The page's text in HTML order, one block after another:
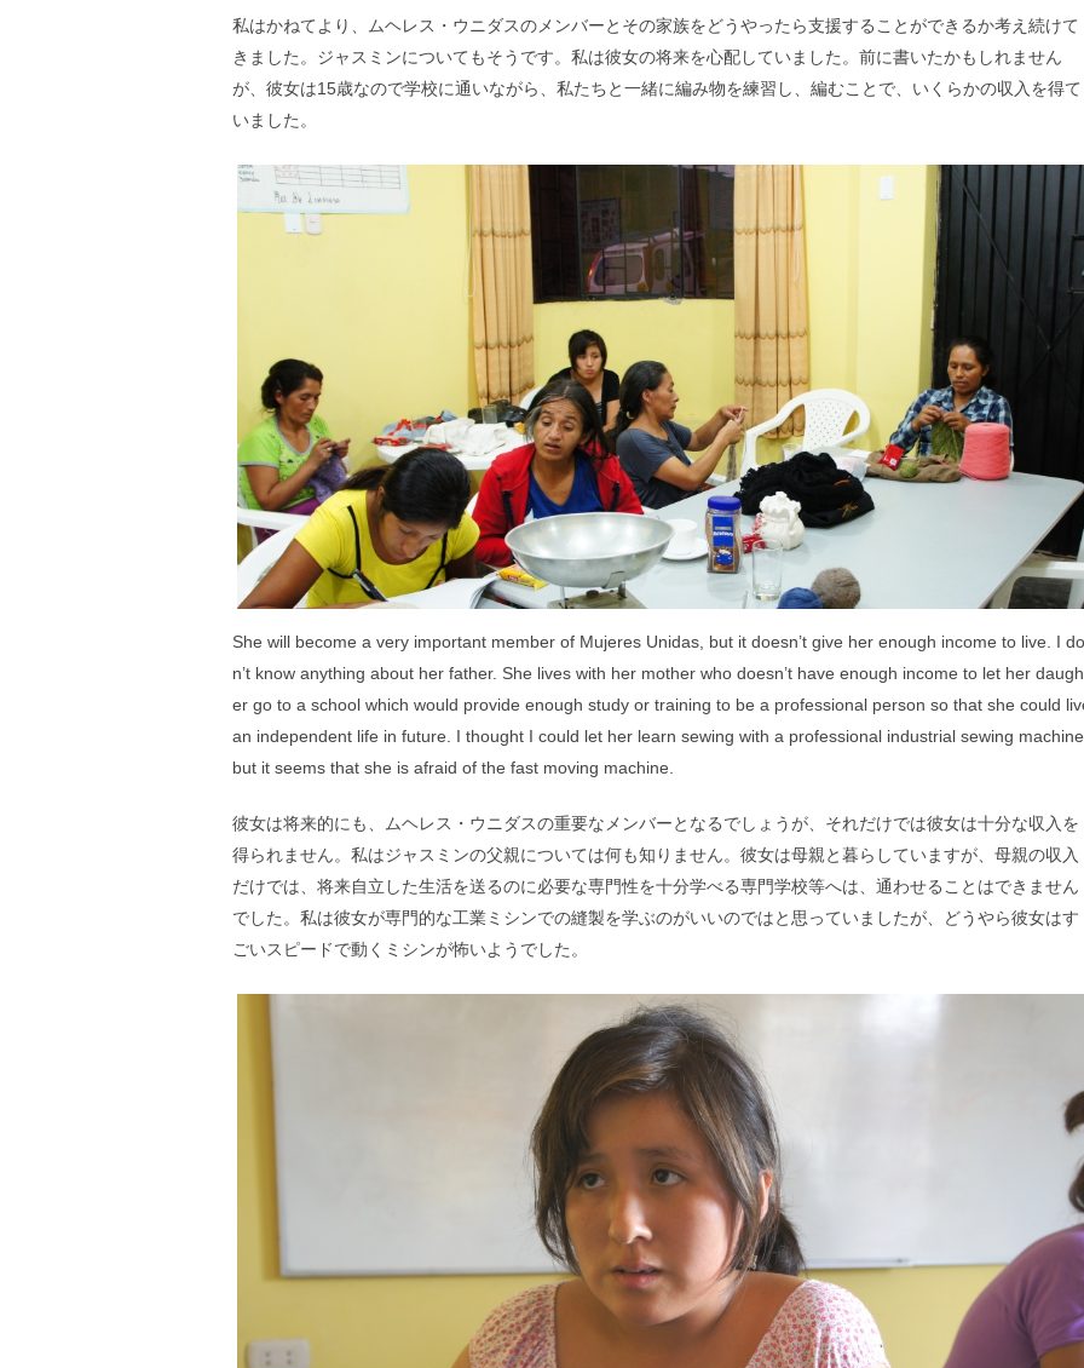
私はかねてより、ムヘレス・ウニダスのメンバーとその家族をどうやったら支援することができるか考え続けて
きました。ジャスミンについてもそうです。私は彼女の将来を心配していました。前に書いたかもしれません
が、彼女は15歳なので学校に通いながら、私たちと一緒に編み物を練習し、編むことで、いくらかの収入を得て
いました。
She will become a very important member of Mujeres Unidas, but it doesn’t give her enough income to live. I do
n’t know anything about her father. She lives with her mother who doesn’t have enough income to let her
er go to a school which would provide enough study or training to be a professional person so that she could
an independent life in future. I thought I could let her learn sewing with a professional industrial sewing
but it seems that she is afraid of the fast moving machine.
彼女は将来的にも、ムヘレス・ウニダスの重要なメンバーとなるでしょうが、それだけでは彼女は十分な収入を
得られません。私はジャスミンの父親については何も知りません。彼女は母親と暮らしていますが、母親の収入
だけでは、将来自立した生活を送るのに必要な専門性を十分学べる専門学校等へは、通わせることはできません
でした。私は彼女が専門的な工業ミシンでの縫製を学ぶのがいいのではと思っていましたが、どうやら彼女はす
ごいスピードで動くミシンが怖いようでした。